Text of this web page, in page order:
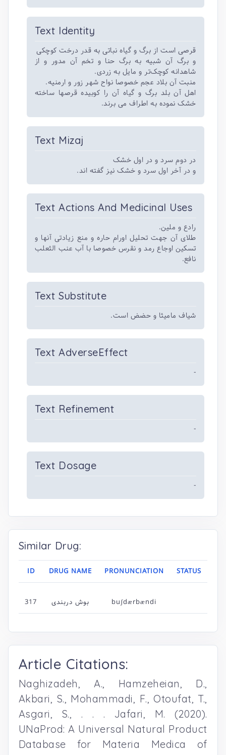
Text Identity
قرصی است از برگ و گیاه نباتی به قدر درخت کوچکی
و برگ آن شبیه به برگ حنا و تخم آن مدور و از
شاهدانه کوچک‌تر و مایل به زردی.
منبت آن بلاد عجم خصوصا نواح شهر زور و ارمنیه.
اهل آن بلد برگ و گیاه آن را کوبیده قرصها ساخته
خشک نموده به اطراف می برند.
Text Mizaj
در دوم سرد و در اول خشک
و در آخر اول سرد و خشک نیز گفته اند.
Text Actions And Medicinal Uses
رادع و ملین.
طلای آن جهت تحلیل اورام حاره و منع زیادتی آنها و
تسکین اوجاع رمد و نقرس خصوصا با آب عنب الثعلب
نافع.
Text Substitute
شیاف مامیثا و حضض است.
Text AdverseEffect
-
Text Refinement
-
Text Dosage
-
Similar Drug:
ID DRUG NAME PRONUNCIATION STATUS
317 بوش دربندی buʃdærbændi
Article Citations:
Naghizadeh, A., Hamzeheian, D.,
Akbari, S., Mohammadi, F., Otoufat, T.,
Asgari, S., . . . Jafari, M. (2020).
UNaProd: A Universal Natural Product
Database for Materia Medica of